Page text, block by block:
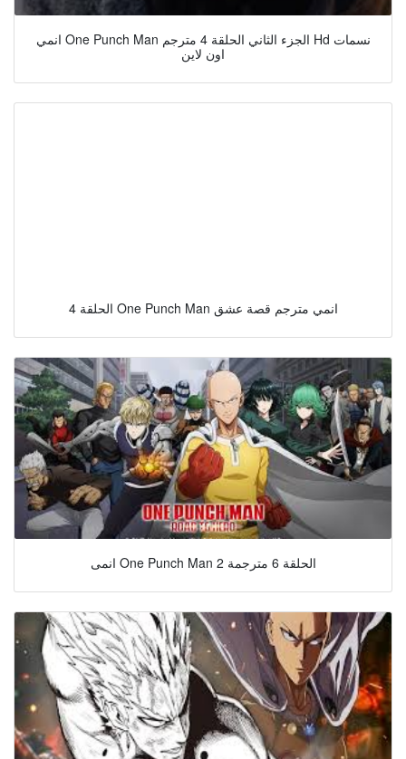
انمي One Punch Man الجزء الثاني الحلقة 4 مترجم Hd نسمات
اون لاين
الحلقة 4 One Punch Man انمي مترجم قصة عشق
انمى One Punch Man 2 الحلقة 6 مترجمة